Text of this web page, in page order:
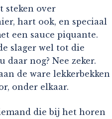
steken over
hart ook, en speciaal
een sauce piquante.
slager wel tot die
daar nog? Nee zeker.
de ware lekkerbekken
onder elkaar.
die bij het horen